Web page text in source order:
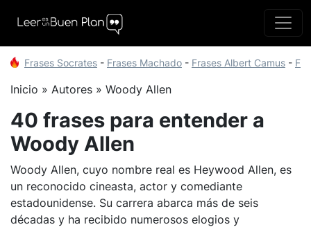
Frases Socrates - Frases Machado - Frases Albert Camus -
Inicio Autores Woody Allen
40 frases para entender a
Woody Allen
Woody Allen, cuyo nombre real es Heywood Allen, es
un reconocido cineasta, actor y comediante
estadounidense. Su carrera abarca más de seis
décadas y ha recibido numerosos elogios y